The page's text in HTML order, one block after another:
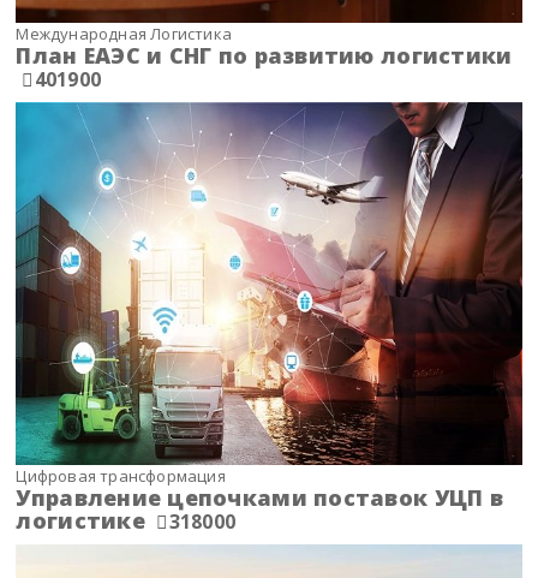
Международная Логистика
План ЕАЭС и СНГ по развитию логистики
401900
Цифровая трансформация
Управление цепочками поставок УЦП в
логистике 318000